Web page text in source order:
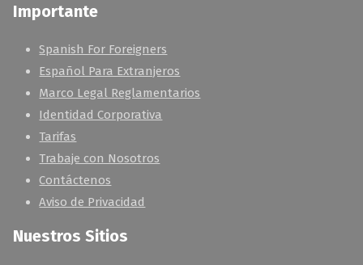
Importante
Spanish For Foreigners
Español Para Extranjeros
Marco Legal Reglamentarios
Identidad Corporativa
Tarifas
Trabaje con Nosotros
Contáctenos
Aviso de Privacidad
Nuestros Sitios